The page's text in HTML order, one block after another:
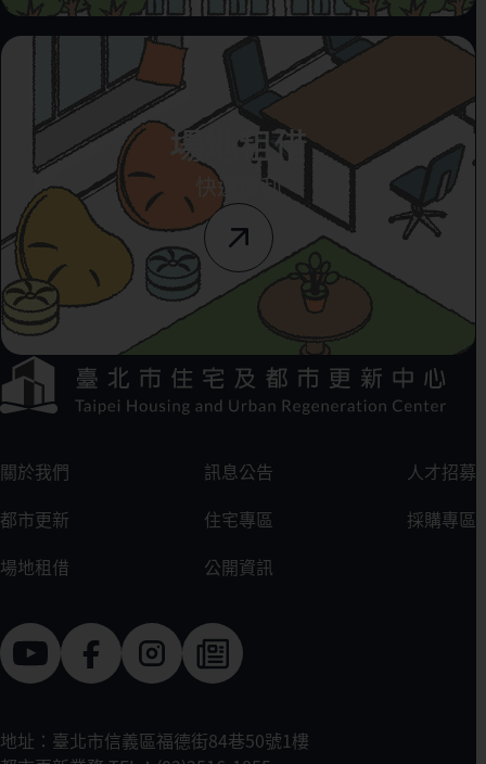
場地租借
快速便利
方選單連結區
:::
關於我們 訊息公告
人才招募
都市更新
住宅專區
採購專區
場地租借
公開資訊
地址：臺北市信義區福德街84巷50號1樓